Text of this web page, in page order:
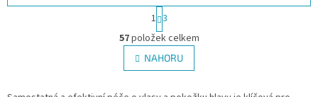
O
v
l
á
S
t
r
á
n
k
1 3
57položek celkem
NAHORU